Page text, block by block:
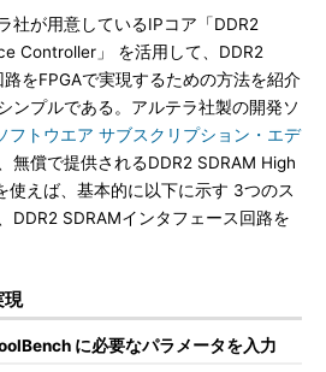
社が用意しているIPコア「DDR2
Controller」 を活用して、DDR2
をFPGAで実現するための方法を紹介
ンプルである。アルテラ社製の開発ソ
フトウエア サブスクリプション・エデ
無償で提供されるDDR2 SDRAM High
えば、基本的に以下に示す 3つのス
DDR2 SDRAMインタフェース回路を
現
に必要なパラメータを入力